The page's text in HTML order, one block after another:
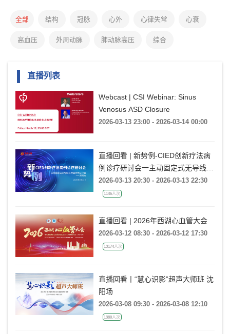
全部 结构 冠脉 心外 心律失常 心衰
高血压 外周动脉 肺动脉高压 综合
直播列表
Webcast | CSI Webinar: Sinus
Venosus ASD Closure
2026-03-13 23:00 - 2026-03-14 00:00
直播回看 | 新势例-CIED创新疗法病
例诊疗研讨会一主动固定式无导线起
搏器病例研讨会一湖南站
2026-03-13 20:30 - 2026-03-13 22:30
1146人次
直播回看 | 2026年西湖心血管大会
2026-03-12 08:30 - 2026-03-12 17:30
13174人次
直播回看丨“慧心识影”超声大师班 沈
阳场
2026-03-08 09:30 - 2026-03-08 12:10
1380人次